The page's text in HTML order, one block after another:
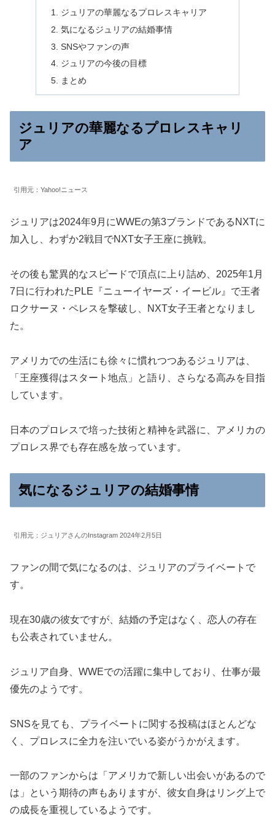
ジュリアの華麗なるプロレスキャリア
気になるジュリアの結婚事情
SNSやファンの声
ジュリアの今後の目標
まとめ
ジュリアの華麗なるプロレスキャリ
ア
引用元：Yahoo!ニュース
ジュリアは2024年9月にWWEの第3ブランドであるNXTに
加入し、わずか2戦目でNXT女子王座に挑戦。
その後も驚異的なスピードで頂点に上り詰め、2025年1月
7日に行われたPLE『ニューイヤーズ・イービル』で王者
ロクサーヌ・ペレスを撃破し、NXT女子王者となりまし
た。
アメリカでの生活にも徐々に慣れつつあるジュリアは、
「王座獲得はスタート地点」と語り、さらなる高みを目指
しています。
日本のプロレスで培った技術と精神を武器に、アメリカの
プロレス界でも存在感を放っています。
気になるジュリアの結婚事情
引用元：ジュリアさんのInstagram 2024年2月5日
ファンの間で気になるのは、ジュリアのプライベートで
す。
現在30歳の彼女ですが、結婚の予定はなく、恋人の存在
も公表されていません。
ジュリア自身、WWEでの活躍に集中しており、仕事が最
優先のようです。
SNSを見ても、プライベートに関する投稿はほとんどな
く、プロレスに全力を注いでいる姿がうかがえます。
一部のファンからは「アメリカで新しい出会いがあるので
は」という期待の声もありますが、彼女自身はリング上で
の成長を重視しているようです。